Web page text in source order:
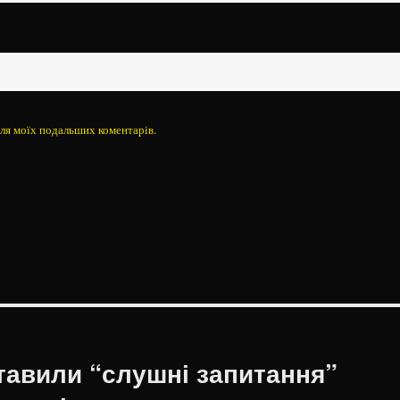
моїх подальших коментарів.
“слушні запитання”